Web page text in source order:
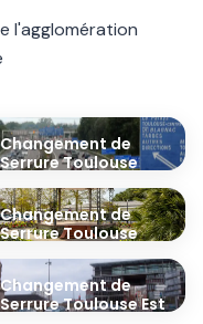
l'agglomération
Changement de
SerrureToulouse
31100
Changement de
SerrureToulouse
31300
Changement de
SerrureToulouse Est